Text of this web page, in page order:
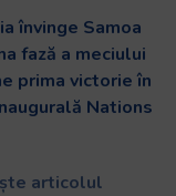
învinge Samoa
fază a meciului
prima victorie în
Nations
articolul